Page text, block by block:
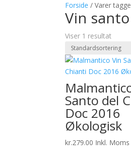
Forside / Varer
Vin santo
Viser 1 resultat
Santo del
Doc 2016
Økologisk
kr.279.00 Inkl. Moms